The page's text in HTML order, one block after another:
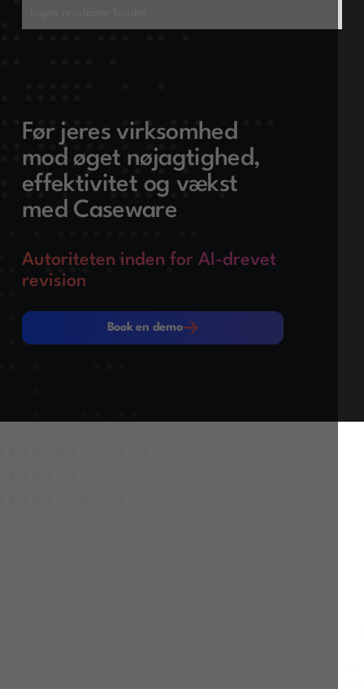
Før jeres virksomhed
mod øget nøjagtighed,
effektivitet og vækst
med Caseware
Autoriteten inden for AI-drevet
revision
Book en demo
Book en demo